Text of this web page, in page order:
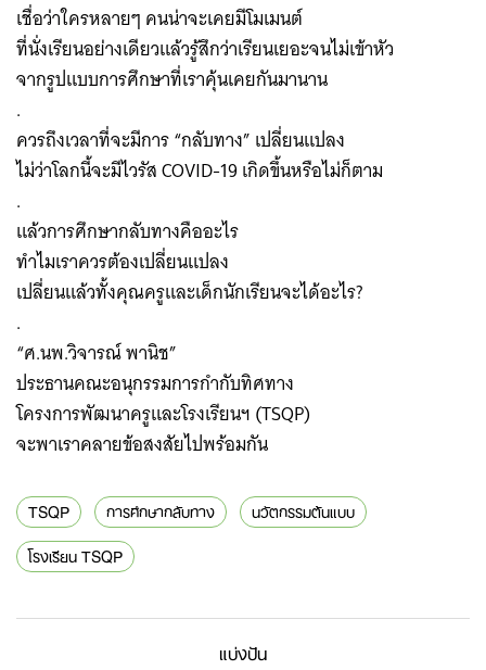
Search
เชื่อว่าใครหลายๆ คนน่าจะเคยมีโมเมนต์
ที่นั่งเรียนอย่างเดียวแล้วรู้สึกว่าเรียนเยอะจนไม่เข้าหัว
จากรูปแบบการศึกษาที่เราคุ้นเคยกันมานาน
.
ควรถึงเวลาที่จะมีการ “กลับทาง” เปลี่ยนแปลง
ไม่ว่าโลกนี้จะมีไวรัส COVID-19 เกิดขึ้นหรือไม่ก็ตาม
.
แล้วการศึกษากลับทางคืออะไร
ทำไมเราควรต้องเปลี่ยนแปลง
เปลี่ยนแล้วทั้งคุณครูและเด็กนักเรียนจะได้อะไร?
.
“ศ.นพ.วิจารณ์ พานิช”
ประธานคณะอนุกรรมการกำกับทิศทาง
โครงการพัฒนาครูและโรงเรียนฯ (TSQP)
จะพาเราคลายข้อสงสัยไปพร้อมกัน
TSQP การศึกษากลับทาง
นวัตกรรมต้นแบบ
โรงเรียน TSQP
แบ่งปัน